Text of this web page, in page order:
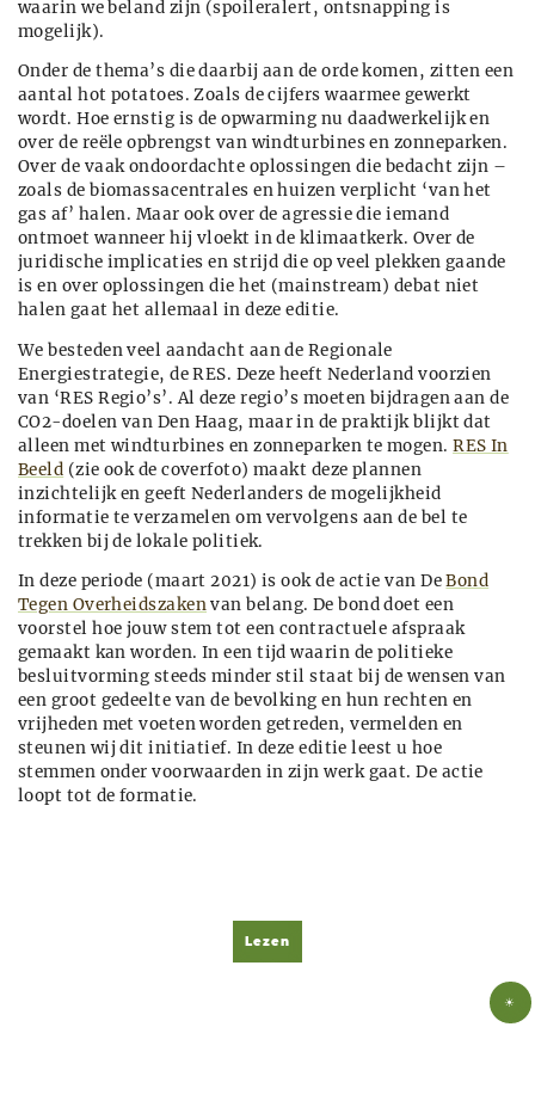
waarin we beland zijn (spoileralert, ontsnapping is
mogelijk).
Onder de thema’s die daarbij aan de orde komen, zitten een
aantal hot potatoes. Zoals de cijfers waarmee gewerkt
wordt. Hoe ernstig is de opwarming nu daadwerkelijk en
over de reële opbrengst van windturbines en zonneparken.
Over de vaak ondoordachte oplossingen die bedacht zijn –
zoals de biomassacentrales en huizen verplicht ‘van het
gas af’ halen. Maar ook over de agressie die iemand
ontmoet wanneer hij vloekt in de klimaatkerk. Over de
juridische implicaties en strijd die op veel plekken gaande
is en over oplossingen die het (mainstream) debat niet
halen gaat het allemaal in deze editie.
We besteden veel aandacht aan de Regionale
Energiestrategie, de RES. Deze heeft Nederland voorzien
van ‘RES Regio’s’. Al deze regio’s moeten bijdragen aan de
CO2-doelen van Den Haag, maar in de praktijk blijkt dat
alleen met windturbines en zonneparken te mogen.RES In
Beeld (zie ook de coverfoto) maakt deze plannen
inzichtelijk en geeft Nederlanders de mogelijkheid
informatie te verzamelen om vervolgens aan de bel te
trekken bij de lokale politiek.
In deze periode (maart 2021) is ook de actie van DeBond
Tegen Overheidszakenvan belang. De bond doet een
voorstel hoe jouw stem tot een contractuele afspraak
gemaakt kan worden. In een tijd waarin de politieke
besluitvorming steeds minder stil staat bij de wensen van
een groot gedeelte van de bevolking en hun rechten en
vrijheden met voeten worden getreden, vermelden en
steunen wij dit initiatief. In deze editie leest u hoe
stemmen onder voorwaarden in zijn werk gaat. De actie
loopt tot de formatie.
Lezen
☀